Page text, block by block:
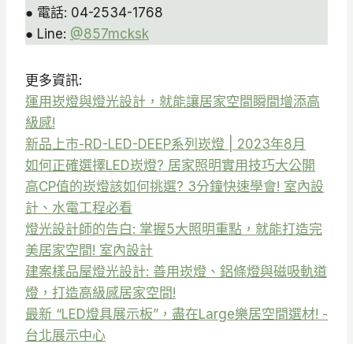
● 電話: 04-2534-1768
● Line: @857mcksk
更多資訊:
運用崁燈與燈光設計，就能讓居家空間瞬間增添高
級感!
新品上市-RD-LED-DEEP系列崁燈 | 2023年8月
如何正確選擇LED崁燈? 居家照明實用技巧大公開
高CP值的崁燈該如何挑選? 3分鐘快速學會! 室內設
計、水電工程必看
燈光設計師的告白: 掌握5大照明重點，就能打造完
美居家空間! 室內設計
建案樣品屋燈光設計: 善用崁燈、鋁條燈與磁吸軌道
燈，打造高級感居家空間!
最新 “LED燈具展示板”，盡在Large樂居空間選材! -
台北展示中心